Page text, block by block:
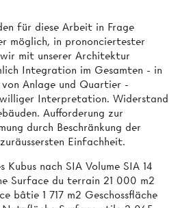
für diese Arbeit in Frage
möglich, in prononciertester
mit unserer Architektur
Integration im Gesamten - in
von Anlage und Quartier
Interpretation. Widerstand
Aufforderung zur
durch Beschränkung der
Einfachheit.
nach SIA Volume SIA 14
Surface du terrain 21 000 m2
bâtie 1 717 m2 Geschossfläche